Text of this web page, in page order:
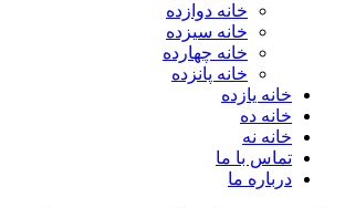
خانه دوازده
خانه سیزده
خانه چهارده
خانه پانزده
خانه یازده
خانه ده
خانه نه
تماس با ما
درباره ما